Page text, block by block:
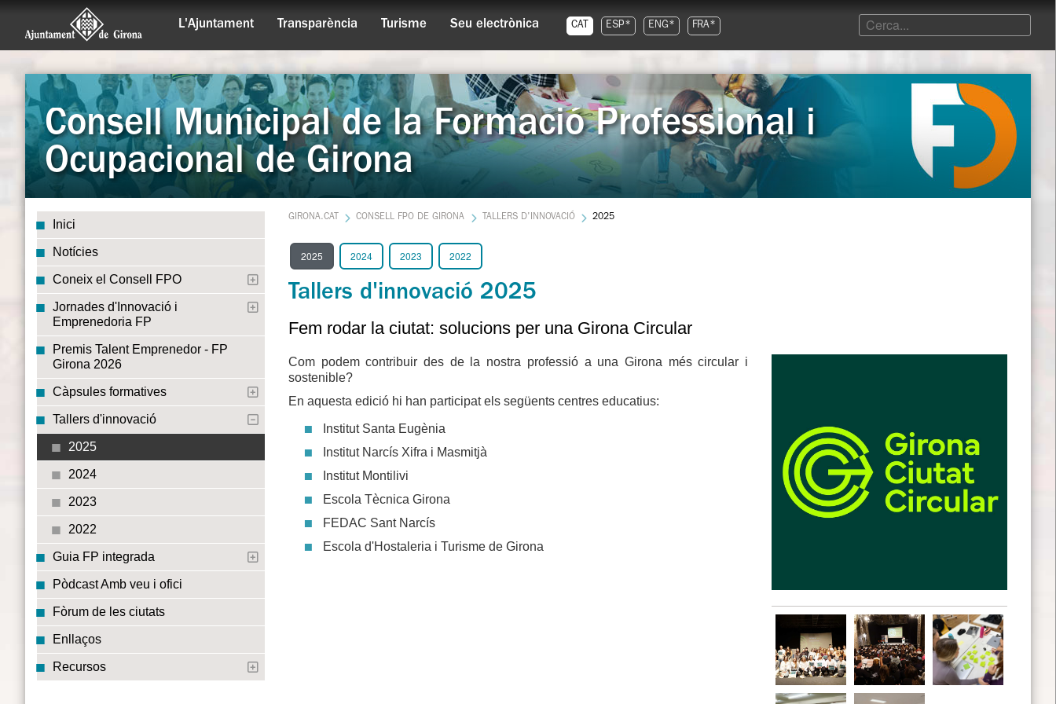
L'Ajuntament Transparència Turisme Seu electrònica CAT ESP* ENG* FRA*
Consell Municipal de la Formació Professional i
Ocupacional de Girona
Inici
Notícies
Coneix el Consell FPO
Jornades d'Innovació i
Emprenedoria FP
Premis Talent Emprenedor - FP
Girona 2026
Càpsules formatives
Tallers d'innovació
2025
2024
2023
2022
Guia FP integrada
Pòdcast Amb veu i ofici
Fòrum de les ciutats
Enllaços
Recursos
GIRONA.CAT CONSELL FPO DE GIRONA TALLERS D'INNOVACIÓ 2025
2025 2024 2023 2022
Tallers d'innovació 2025
Fem rodar la ciutat: solucions per una Girona Circular
Com podem contribuir des de la nostra professió a una Girona més circular i
sostenible?
En aquesta edició hi han participat els següents centres educatius:
Institut Santa Eugènia
Institut Narcís Xifra i Masmitjà
Institut Montilivi
Escola Tècnica Girona
FEDAC Sant Narcís
Escola d'Hostaleria i Turisme de Girona